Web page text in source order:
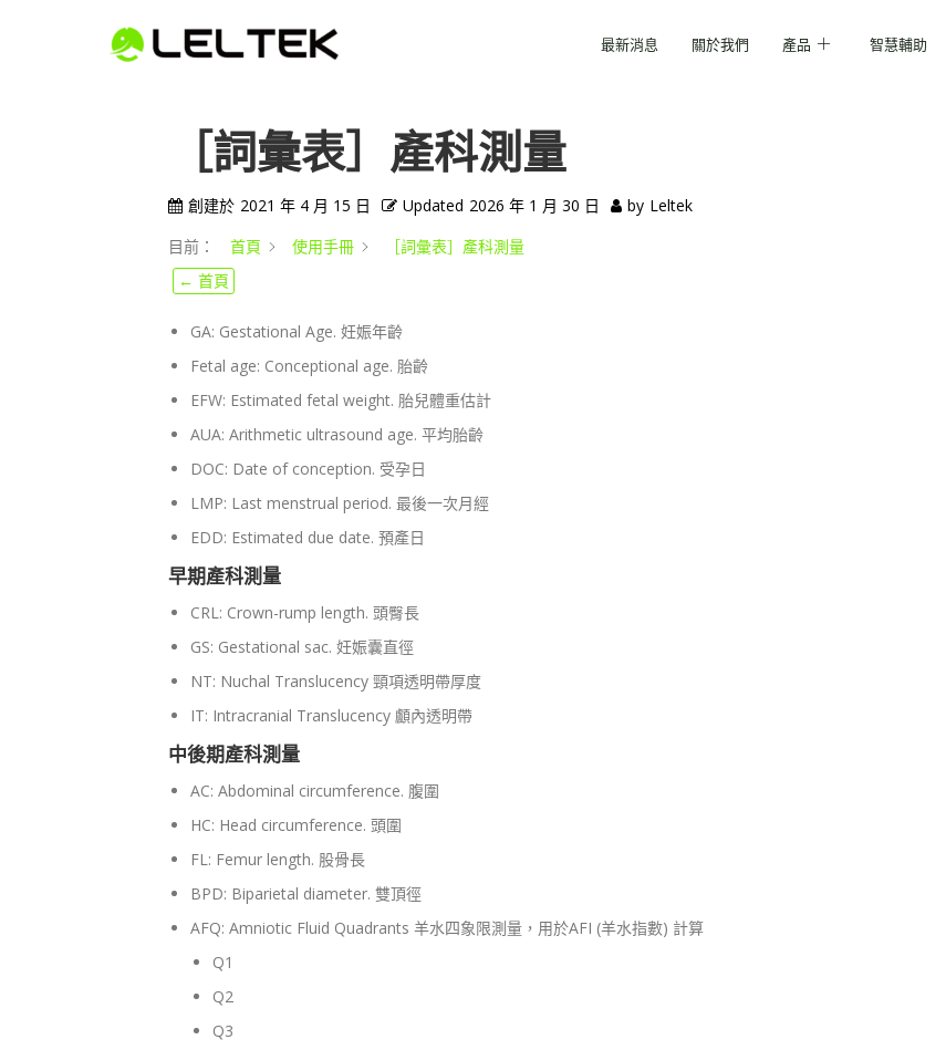
最新消息 關於我們 產品 智慧輔助
← 首頁
目前： 首頁 使用手冊 ［詞彙表］產科測量
［詞彙表］產科測量
創建於 2021 年 4 月 15 日 Updated 2026 年 1 月 30 日 by Leltek
GA: Gestational Age. 妊娠年齡
Fetal age: Conceptional age. 胎齡
EFW: Estimated fetal weight. 胎兒體重估計
AUA: Arithmetic ultrasound age. 平均胎齡
DOC: Date of conception. 受孕日
LMP: Last menstrual period. 最後一次月經
EDD: Estimated due date. 預產日
早期產科測量
CRL: Crown-rump length. 頭臀長
GS: Gestational sac. 妊娠囊直徑
NT: Nuchal Translucency 頸項透明帶厚度
IT: Intracranial Translucency 顱內透明帶
中後期產科測量
AC: Abdominal circumference. 腹圍
HC: Head circumference. 頭圍
FL: Femur length. 股骨長
BPD: Biparietal diameter. 雙頂徑
AFQ: Amniotic Fluid Quadrants 羊水四象限測量，用於AFI (羊水指數) 計算
Q1
Q2
Q3